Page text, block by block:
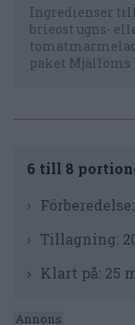
Ingredienser
brieost ugns-
paket Mjälloms
6 till 8
Förberedelse:
Tillagning:
Klart på: 25